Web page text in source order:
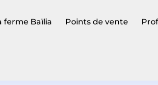
ferme Baïlia Points de vente